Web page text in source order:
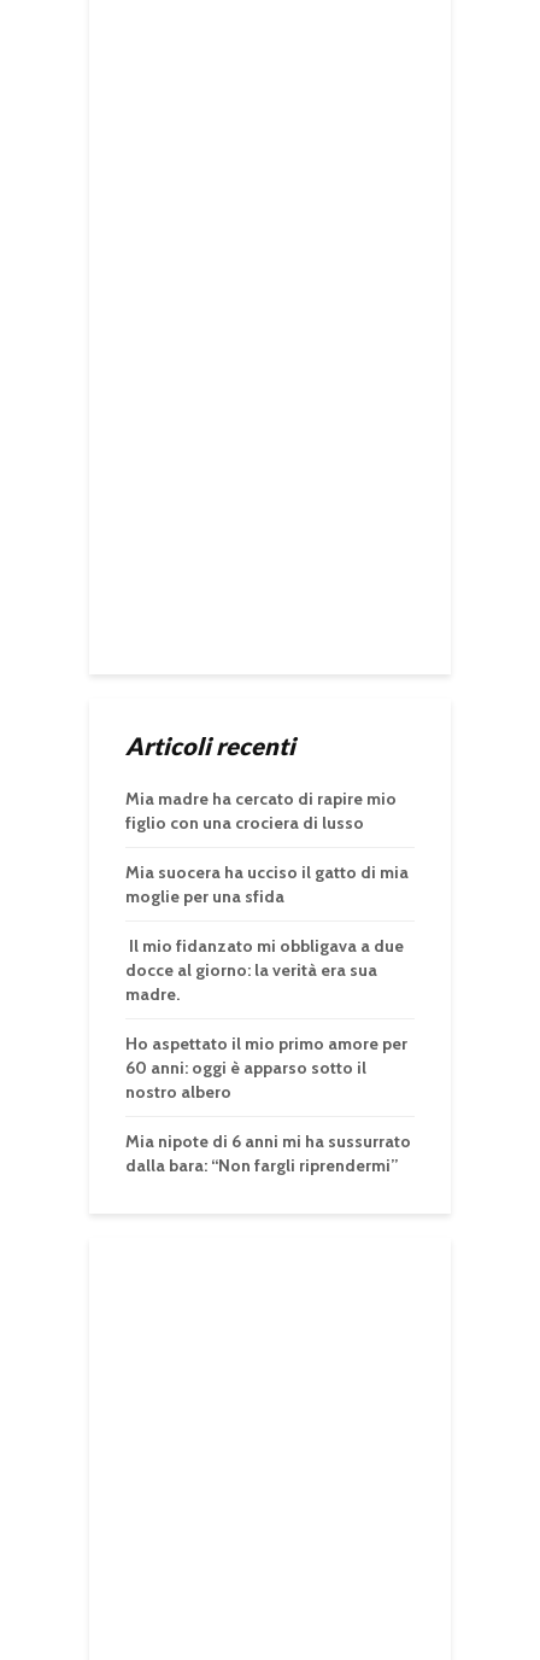
Articoli recenti
Mia madre ha cercato di rapire mio
figlio con una crociera di lusso
Mia suocera ha ucciso il gatto di mia
moglie per una sfida
Il mio fidanzato mi obbligava a due
docce al giorno: la verità era sua
madre.
Ho aspettato il mio primo amore per
60 anni: oggi è apparso sotto il
nostro albero
Mia nipote di 6 anni mi ha sussurrato
dalla bara: “Non fargli riprendermi”